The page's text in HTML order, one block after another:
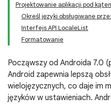
Projektowanie aplikacji pod
Określ języki obsługiwane
Interfejs API LocaleList
Formatowanie
Począwszy od Androida 7.0
Android zapewnia lepszą
wielojęzycznych, co daje im
języków w ustawieniach.